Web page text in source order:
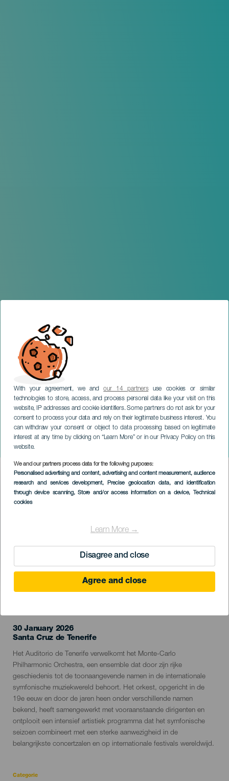
With your agreement, we andour 14 partnersuse cookies or similar
technologies to store, access, and process personal data like your visit on this
website, IP addresses and cookie identifiers. Some partners do not ask for your
consent to process your data and rely on their legitimate business interest. You
can withdraw your consent or object to data processing based on legitimate
interest at any time by clicking on “Learn More” or in our Privacy Policy on this
website.
We and our partners process data for the following purposes:
Personalised advertising and content, advertising and content measurement, audience
research and services development, Precise geolocation data, and identification
through device scanning, Store and/or access information on a device, Technical
cookies
Learn More →
Disagree and close
Agree and close
Monte-Carlo
Filharmonisch Orkest
TENERIFE
Imagen
Listado
30 January 2026
Localidad
Santa Cruz de Tenerife
Descripción
del
evento
Het Auditorio de Tenerife verwelkomt het Monte-Carlo
Philharmonic Orchestra, een ensemble dat door zijn rijke
geschiedenis tot de toonaangevende namen in de internationale
symfonische muziekwereld behoort. Het orkest, opgericht in de
19e eeuw en door de jaren heen onder verschillende namen
bekend, heeft samengewerkt met vooraanstaande dirigenten en
ontplooit een intensief artistiek programma dat het symfonische
seizoen combineert met een sterke aanwezigheid in de
belangrijkste concertzalen en op internationale festivals wereldwijd.
Categorie